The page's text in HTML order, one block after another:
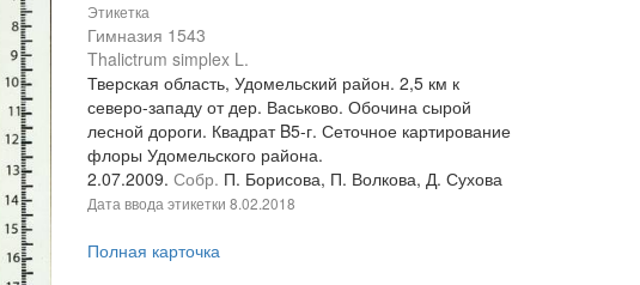
Этикетка
Гимназия 1543
Thalictrum simplex L.
Тверская область, Удомельский район. 2,5 км к
северо-западу от дер. Васьково. Обочина сырой
лесной дороги. Квадрат B5-г. Сеточное картирование
флоры Удомельского района.
2.07.2009. Собр. П. Борисова, П. Волкова, Д. Сухова
Дата ввода этикетки 8.02.2018
Полная карточка